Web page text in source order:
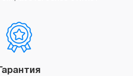
Гарантия